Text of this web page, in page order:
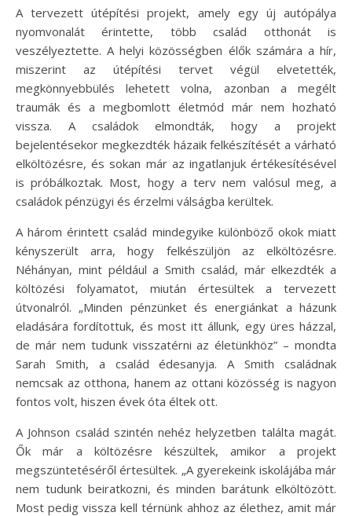
A tervezett útépítési projekt, amely egy új autópálya
nyomvonalát érintette, több család otthonát is
veszélyeztette. A helyi közösségben élők számára a hír,
miszerint az útépítési tervet végül elvetették,
megkönnyebbülés lehetett volna, azonban a megélt
traumák és a megbomlott életmód már nem hozható
vissza. A családok elmondták, hogy a projekt
bejelentésekor megkezdték házaik felkészítését a várható
elköltözésre, és sokan már az ingatlanjuk értékesítésével
is próbálkoztak. Most, hogy a terv nem valósul meg, a
családok pénzügyi és érzelmi válságba kerültek.
A három érintett család mindegyike különböző okok miatt
kényszerült arra, hogy felkészüljön az elköltözésre.
Néhányan, mint például a Smith család, már elkezdték a
költözési folyamatot, miután értesültek a tervezett
útvonalról. „Minden pénzünket és energiánkat a házunk
eladására fordítottuk, és most itt állunk, egy üres házzal,
de már nem tudunk visszatérni az életünkhöz” – mondta
Sarah Smith, a család édesanyja. A Smith családnak
nemcsak az otthona, hanem az ottani közösség is nagyon
fontos volt, hiszen évek óta éltek ott.
A Johnson család szintén nehéz helyzetben találta magát.
Ők már a költözésre készültek, amikor a projekt
megszüntetéséről értesültek. „A gyerekeink iskolájába már
nem tudunk beiratkozni, és minden barátunk elköltözött.
Most pedig vissza kell térnünk ahhoz az élethez, amit már